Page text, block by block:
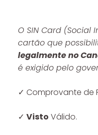
O SIN Card (Social
cartão que
legalmente no
é exigido pelo
✓ Comprovante de
✓ Visto Válido.